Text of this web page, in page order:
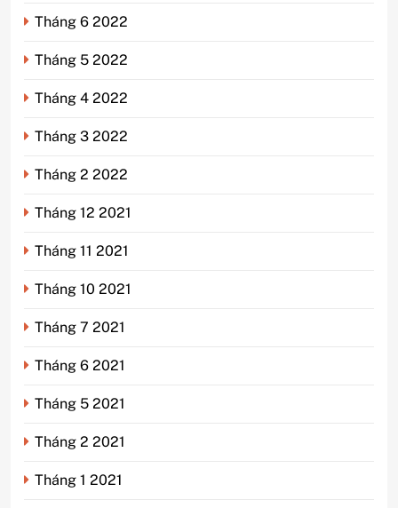
Tháng 6 2022
Tháng 5 2022
Tháng 4 2022
Tháng 3 2022
Tháng 2 2022
Tháng 12 2021
Tháng 11 2021
Tháng 10 2021
Tháng 7 2021
Tháng 6 2021
Tháng 5 2021
Tháng 2 2021
Tháng 1 2021